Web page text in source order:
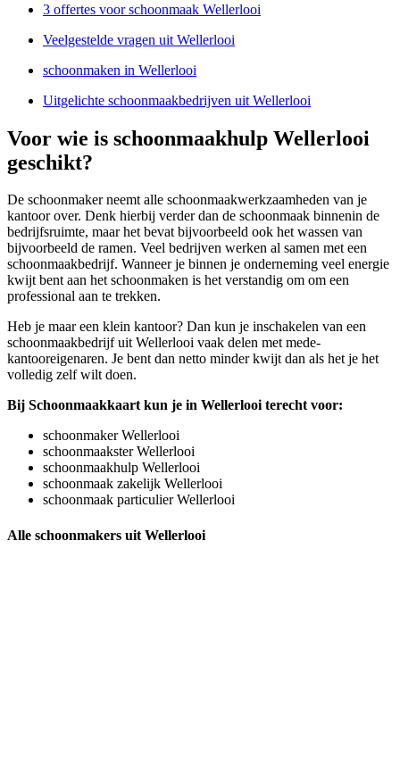
3 offertes voor schoonmaak Wellerlooi
Veelgestelde vragen uit Wellerlooi
schoonmaken in Wellerlooi
Uitgelichte schoonmaakbedrijven uit Wellerlooi
Voor wie is schoonmaakhulp Wellerlooi
geschikt?
De schoonmaker neemt alle schoonmaakwerkzaamheden van je
kantoor over. Denk hierbij verder dan de schoonmaak binnenin de
bedrijfsruimte, maar het bevat bijvoorbeeld ook het wassen van
bijvoorbeeld de ramen. Veel bedrijven werken al samen met een
schoonmaakbedrijf. Wanneer je binnen je onderneming veel energie
kwijt bent aan het schoonmaken is het verstandig om om een
professional aan te trekken.
Heb je maar een klein kantoor? Dan kun je inschakelen van een
schoonmaakbedrijf uit Wellerlooi vaak delen met mede-
kantooreigenaren. Je bent dan netto minder kwijt dan als het je het
volledig zelf wilt doen.
Bij Schoonmaakkaart kun je in Wellerlooi terecht voor:
schoonmaker Wellerlooi
schoonmaakster Wellerlooi
schoonmaakhulp Wellerlooi
schoonmaak zakelijk Wellerlooi
schoonmaak particulier Wellerlooi
Alle schoonmakers uit Wellerlooi